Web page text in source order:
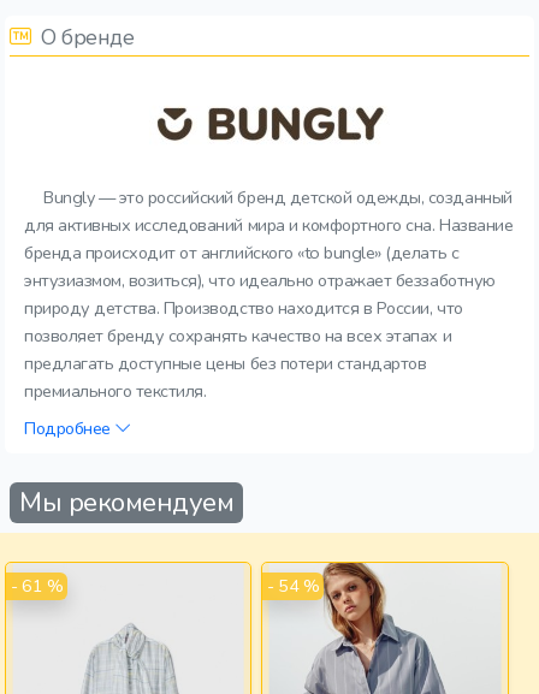
О бренде
Bungly — это российский бренд детской одежды, созданный
для активных исследований мира и комфортного сна. Название
бренда происходит от английского «to bungle» (делать с
энтузиазмом, возиться), что идеально отражает беззаботную
природу детства. Производство находится в России, что
позволяет бренду сохранять качество на всех этапах и
предлагать доступные цены без потери стандартов
премиального текстиля.
Подробнее
Мы рекомендуем
- 61 % - 54 %